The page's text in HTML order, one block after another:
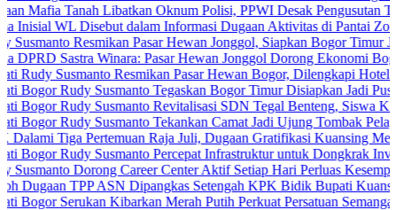
Tanah Libatkan Oknum Polisi, PPWI Desak Pengusutan Tuntas
Disebut dalam Informasi Dugaan Aktivitas di Pantai Zore, Bea
Resmikan Pasar Hewan Jonggol, Siapkan Bogor Timur Jadi Pusat
Winara: Pasar Hewan Jonggol Dorong Ekonomi Bogor Timur
Resmikan Pasar Hewan Bogor, Dilengkapi Hotel Hewan
Susmanto Tegaskan Bogor Timur Disiapkan Jadi Pusat
Susmanto Revitalisasi SDN Tegal Benteng, Siswa Kini Belajar
Susmanto Tekankan Camat Jadi Ujung Tombak Pelayanan
Pertemuan Raja Juli, Dugaan Gratifikasi Kuansing Menguat
Susmanto Percepat Infrastruktur untuk Dongkrak Investasi
Dorong Career Center Aktif Setiap Hari Perluas Kesempatan Kerja
TPP ASN Dipangkas Setengah KPK Bidik Bupati Kuansing
Kibarkan Merah Putih Perkuat Persatuan Semangat